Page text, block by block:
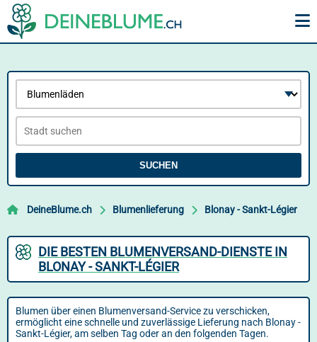
SUCHEN
DeineBlume.ch Blumenlieferung Blonay - Sankt-Légier
DIE BESTEN BLUMENVERSAND-DIENSTE IN
BLONAY - SANKT-LÉGIER
Blumen über einen Blumenversand-Service zu verschicken,
ermöglicht eine schnelle und zuverlässige Lieferung nach Blonay -
Sankt-Légier, am selben Tag oder an den folgenden Tagen.